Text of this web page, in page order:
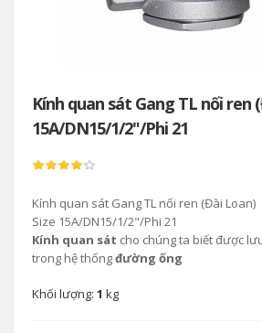
Kính quan sát Gang TL nối ren
15A/DN15/1/2"/Phi 21
Kính quan sát Gang TL nối ren (Đài Loan)
Size 15A/DN15/1/2"/Phi 21
Kính quan sát cho chúng ta biết được
trong hệ thốngđường ống
Khối lượng: 1 kg